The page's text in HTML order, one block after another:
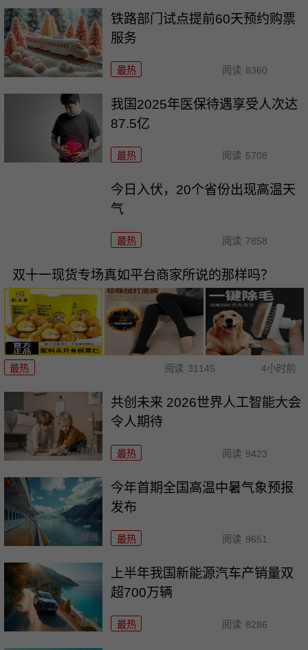
铁路部门试点提前60天预约购票
服务
最热 阅读 8360
我国2025年医保待遇享受人次达
87.5亿
最热 阅读 5708
今日入伏，20个省份出现高温天
气
最热 阅读 7858
双十一现货专场真如平台商家所说的那样吗？
最热 阅读 31145 4小时前
共创未来 2026世界人工智能大会
令人期待
最热 阅读 9423
今年首期全国高温中暑气象预报
发布
最热 阅读 9651
上半年我国新能源汽车产销量双
超700万辆
最热 阅读 8286